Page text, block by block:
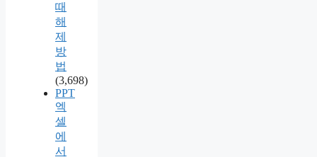
때
해
제
방
법
(3,698)
PPT
엑
셀
에
서